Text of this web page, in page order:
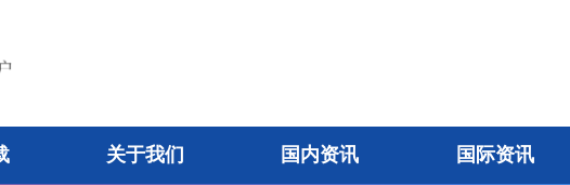
关于我们 国内资讯 国际资讯